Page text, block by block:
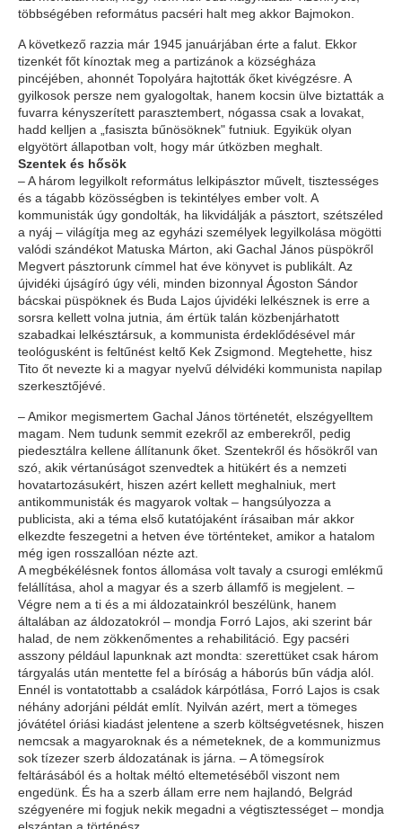
többségében református pacséri halt meg akkor Bajmokon.
A következő razzia már 1945 januárjában érte a falut. Ekkor
tizenkét főt kínoztak meg a partizánok a községháza
pincéjében, ahonnét Topolyára hajtották őket kivégzésre. A
gyilkosok persze nem gyalogoltak, hanem kocsin ülve biztatták a
fuvarra kényszerített parasztembert, nógassa csak a lovakat,
hadd kelljen a „fasiszta bűnösöknek" futniuk. Egyikük olyan
elgyötört állapotban volt, hogy már útközben meghalt.
Szentek és hősök
– A három legyilkolt református lelkipásztor művelt, tisztességes
és a tágabb közösségben is tekintélyes ember volt. A
kommunisták úgy gondolták, ha likvidálják a pásztort, szétszéled
a nyáj – világítja meg az egyházi személyek legyilkolása mögötti
valódi szándékot Matuska Márton, aki Gachal János püspökről
Megvert pásztorunk címmel hat éve könyvet is publikált. Az
újvidéki újságíró úgy véli, minden bizonnyal Ágoston Sándor
bácskai püspöknek és Buda Lajos újvidéki lelkésznek is erre a
sorsra kellett volna jutnia, ám értük talán közbenjárhatott
szabadkai lelkésztársuk, a kommunista érdeklődésével már
teológusként is feltűnést keltő Kek Zsigmond. Megtehette, hisz
Tito őt nevezte ki a magyar nyelvű délvidéki kommunista napilap
szerkesztőjévé.
– Amikor megismertem Gachal János történetét, elszégyelltem
ma­gam. Nem tudunk semmit ezekről az emberekről, pedig
piedesztálra kellene állítanunk őket. Szentekről és hősökről van
szó, akik vértanúságot szenvedtek a hitükért és a nemzeti
hovatartozásukért, hiszen azért kellett meghalniuk, mert
antikommunisták és magyarok voltak – hangsúlyozza a
publicista, aki a téma első kutatójaként írásaiban már akkor
elkezdte feszegetni a hetven éve történteket, amikor a hatalom
még igen rosszallóan nézte azt.
A megbékélésnek fontos állomása volt tavaly a csurogi emlékmű
felállítása, ahol a magyar és a szerb államfő is megjelent. –
Végre nem a ti és a mi áldozatainkról beszélünk, hanem
általában az áldozatokról – mondja Forró Lajos, aki szerint bár
halad, de nem zökkenőmentes a rehabilitáció. Egy pacséri
asszony például lapunknak azt mondta: szerettüket csak három
tárgyalás után mentette fel a bíróság a háborús bűn vádja alól.
Ennél is vontatottabb a családok kárpótlása, Forró Lajos is csak
néhány adorjáni példát említ. Nyilván azért, mert a tömeges
jóvátétel óriási kiadást jelentene a szerb költségvetésnek, hiszen
nemcsak a magyaroknak és a németeknek, de a kommunizmus
sok tízezer szerb áldozatának is járna. – A tömegsírok
feltárásából és a holtak méltó eltemetéséből viszont nem
engedünk. És ha a szerb állam erre nem hajlandó, Belgrád
szégyenére mi fogjuk nekik megadni a végtisztességet – mondja